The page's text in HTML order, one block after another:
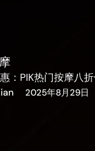
：PIK热门按摩八
2025年8月29日